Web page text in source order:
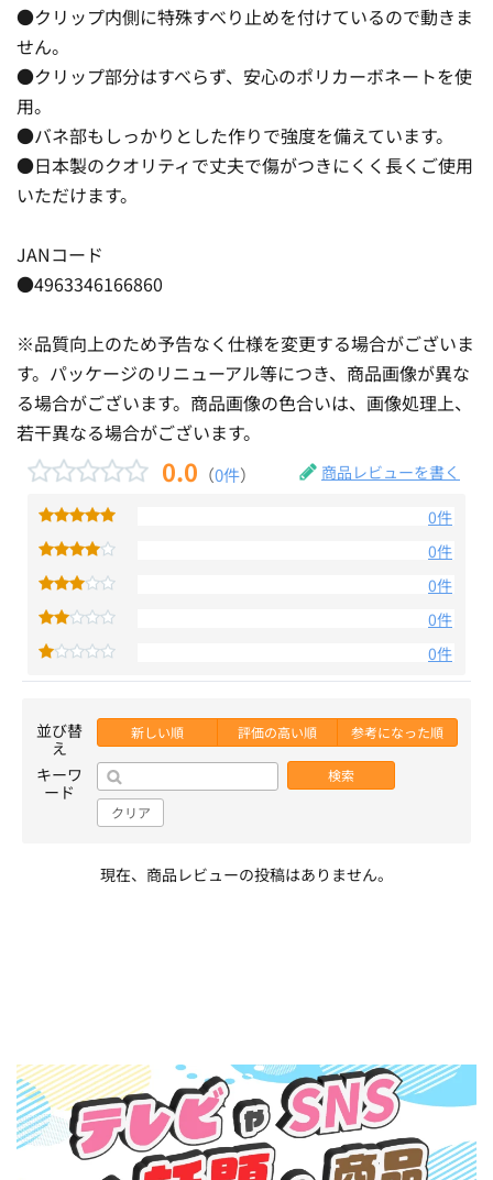
●クリップ内側に特殊すべり止めを付けているので動きま
せん。
●クリップ部分はすべらず、安心のポリカーボネートを使
用。
●バネ部もしっかりとした作りで強度を備えています。
●日本製のクオリティで丈夫で傷がつきにくく長くご使用
いただけます。
JANコード
●4963346166860
※品質向上のため予告なく仕様を変更する場合がございま
す。パッケージのリニューアル等につき、商品画像が異な
る場合がございます。商品画像の色合いは、画像処理上、
若干異なる場合がございます。
0.0 （0件） 商品レビューを書く
0件
0件
0件
0件
0件
並び替
え
新しい順 評価の高い順 参考になった順
キーワ
ード
検索
クリア
現在、商品レビューの投稿はありません。